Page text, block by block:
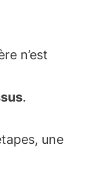
n’est
.
une